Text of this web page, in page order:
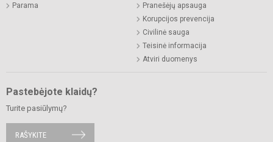
Parama
Pranešėjų apsauga
Korupcijos prevencija
Civilinė sauga
Teisinė informacija
Atviri duomenys
Pastebėjote klaidų?
Turite pasiūlymų?
RAŠYKITE